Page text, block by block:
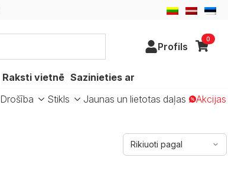
Profils
0
Raksti vietnē Sazinieties ar
Drošība Stikls Jaunas un lietotas daļas Akcijas